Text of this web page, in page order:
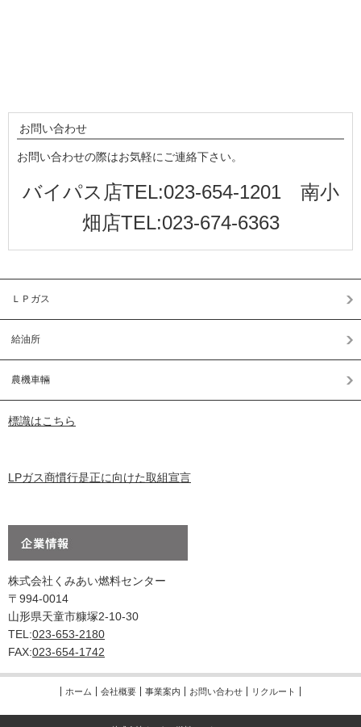
お問い合わせ
お問い合わせの際はお気軽にご連絡下さい。
バイパス店TEL:023-654-1201 南小
畑店TEL:023-674-6363
ＬＰガス
給油所
農機車輛
標識はこちら
LPガス商慣行是正に向けた取組宣言
株式会社くみあい燃料センター
〒994-0014
山形県天童市糠塚2-10-30
TEL:023-653-2180
FAX:023-654-1742
ホーム 会社概要 事業案内 お問い合わせ リクルート